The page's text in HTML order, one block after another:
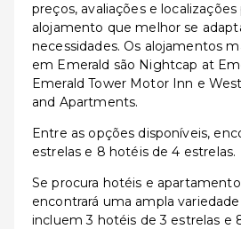
preços, avaliações e
alojamento que melhor se
necessidades. Os alojamentos
em Emerald são Nightcap at
Emerald Tower Motor Inn e
and Apartments.
Entre as opções disponíveis,
estrelas e 8 hotéis de 4 estrelas.
Se procura hotéis e
encontrará uma ampla
incluem 3 hotéis de 3 estrelas e